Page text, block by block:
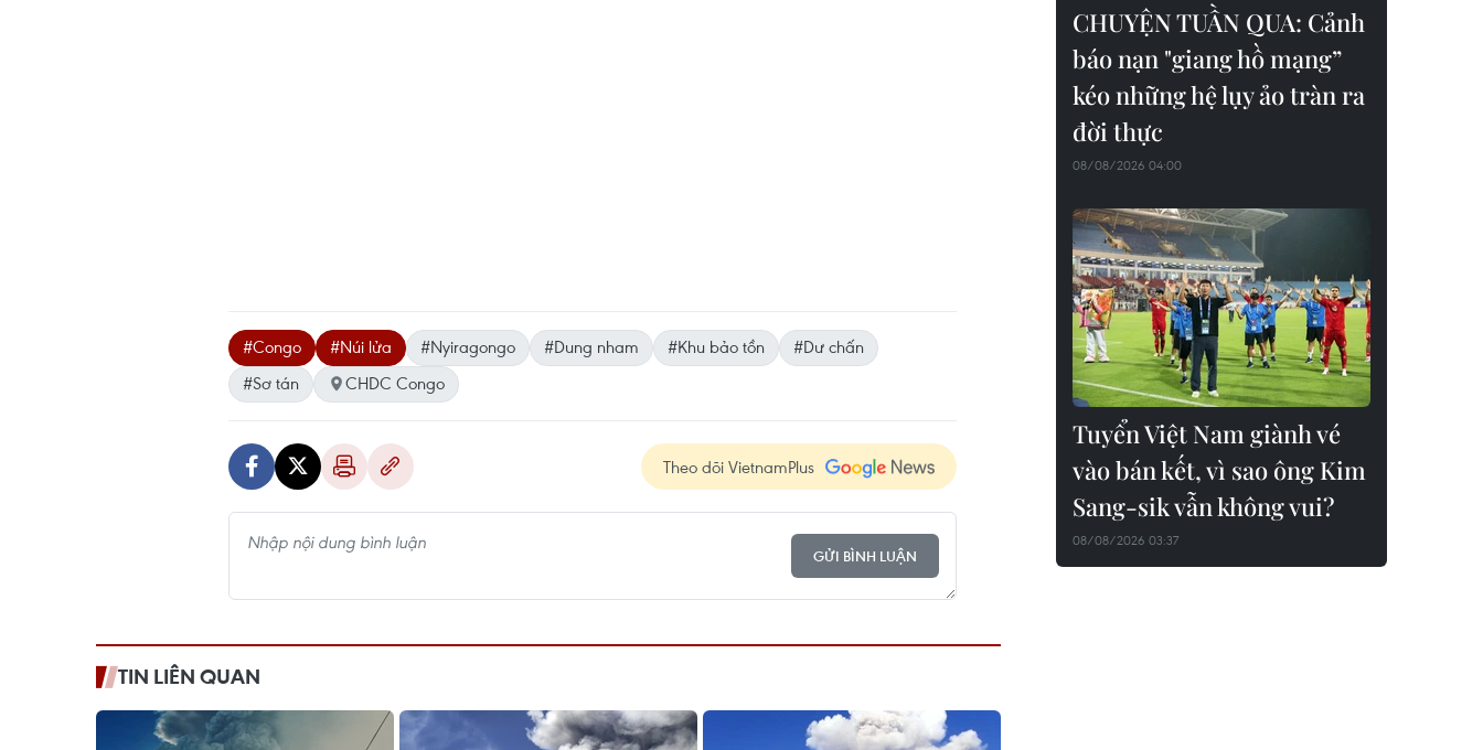
#Congo #Núi lửa #Nyiragongo #Dung nham #Khu bảo tồn
#Dư chấn
#Sơ tán
CHDC Congo
Theo dõi VietnamPlus
GỬI BÌNH LUẬN
TIN LIÊN QUAN
CHUYỆN TUẦN QUA: Cảnh
báo nạn "giang hồ mạng”
kéo những hệ lụy ảo tràn ra
đời thực
08/08/2026 04:00
Tuyển Việt Nam giành vé
vào bán kết, vì sao ông Kim
Sang-sik vẫn không vui?
08/08/2026 03:37